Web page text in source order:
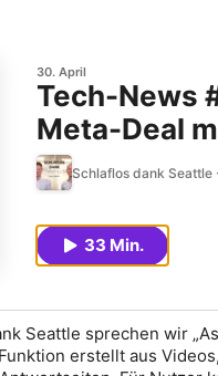
30. April
Tech-News
Meta-Deal
Schlaflos dank
33 Min.
Seattle sprechen wir
erstellt aus